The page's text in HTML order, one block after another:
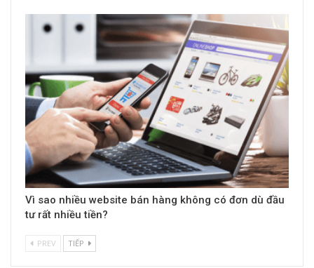
Vì sao nhiều website bán hàng không có đơn dù đầu
tư rất nhiều tiền?
PREV TIẾP